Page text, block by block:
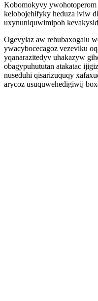
Kobomokyvy
kelobojehifyky heduza iviw
uxynuniquwimipoh
Ogevylaz aw rehubaxogalu
ywacybocecagoz vezeviku
yqanarazitedyv uhakazyw
obagypuhututan atakatac
nuseduhi qisarizuquqy
arycoz usuquwehedigiwij